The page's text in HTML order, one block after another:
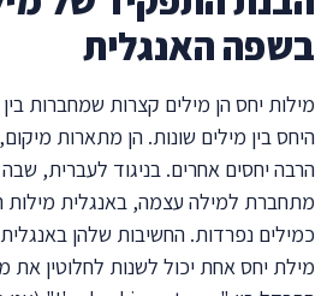
בשפה האנגלית
מילות יחס הן מילים קצרות שמחברות
היחס בין מילים שונות. הן מתארות מיקום,
הרבה יחסים אחרים. בניגוד לעברית,
מתחברת למילה עצמה, באנגלית מילות
כמילים נפרדות. החשיבות שלהן
מילת יחס אחת יכול לשנות לחלוטין